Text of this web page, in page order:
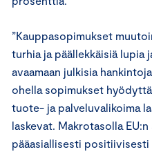
”Kauppasopimukset
turhia ja päällekkäisiä lupia
avaamaan julkisia
ohella sopimukset
tuote- ja palveluvalikoima
laskevat. Makrotasolla
pääasiallisesti